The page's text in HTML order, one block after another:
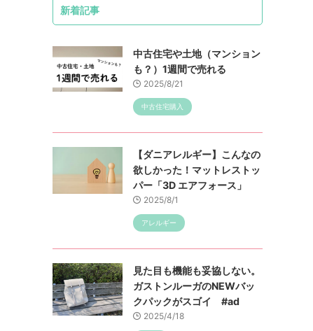
新着記事
中古住宅や土地（マンション
も？）1週間で売れる
2025/8/21
中古住宅購入
【ダニアレルギー】こんなの
欲しかった！マットレストッ
パー「3D エアフォース」
2025/8/1
アレルギー
見た目も機能も妥協しない。
ガストンルーガのNEWバッ
クパックがスゴイ #ad
2025/4/18